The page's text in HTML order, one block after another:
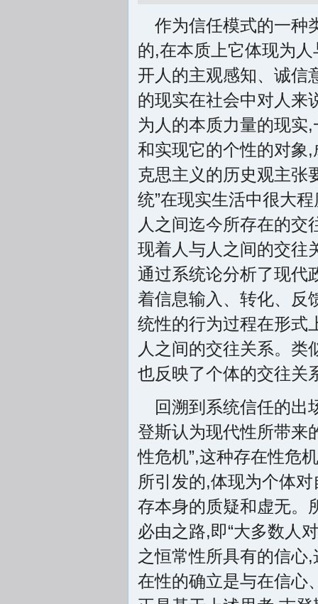
作为信任模式的一种
的,在本质上它体现为
开人的主观感知、诚信
的现实在社会中对人来
为人的本质力量的现实
和实现它的个性的对象
克思主义的历史观主张
统”在现实生活中很大
人之间迄今所存在的交
现着人与人之间的交往
通过系统论分析了现代
着信息输入、转化、反
统性的行为过程在形式
人之间的交往关系。类
也反映了个体的交往关
回溯到系统信任的出
登斯认为现代性所带来
性危机”,这种存在性危
所引发的,体现为个体
存本身的质疑和虚无。
必由之路,即“大多数人
之恒常性所具有的信心
在性的确立是与在信心